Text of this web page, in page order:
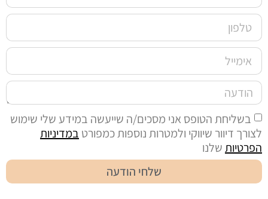
בשליחת הטופס אני מסכים/ה שייעשה במידע שלי שימוש
לצורך דיוור שיווקי ולמטרות נוספות כמפורט במדיניות
הפרטיותשלנו
שלחי הודעה